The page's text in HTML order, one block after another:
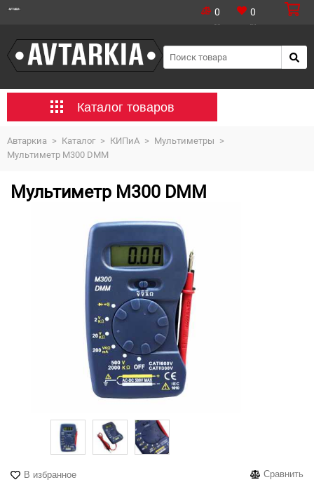
0 0
Каталог товаров
Автаркиа > Каталог > КИПиА > Мультиметры >
Мультиметр М300 DMM
Мультиметр М300 DMM
В избранное Сравнить